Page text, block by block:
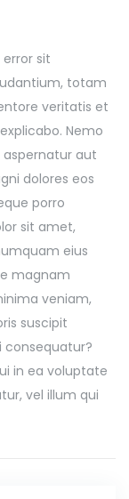
sit
totam
veritatis et
Nemo
aut
dolores eos
porro
sit amet,
eius
magnam
veniam,
suscipit
consequatur?
in ea voluptate
vel illum qui